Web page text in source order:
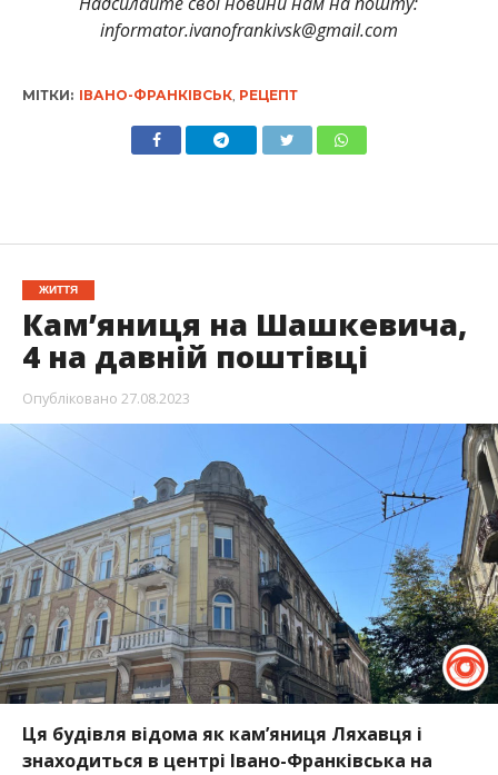
informator.ivanofrankivsk@gmail.com
МІТКИ: ІВАНО-ФРАНКІВСЬК, РЕЦЕПТ
ЖИТТЯ
Кам’яниця на Шашкевича,
4 на давній поштівці
Опубліковано 27.08.2023
Ця будівля відома як кам’яниця Ляхавця і
знаходиться в центрі Івано-Франківська на